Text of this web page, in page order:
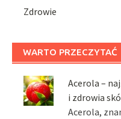
Zdrowie
WARTO PRZECZYTAĆ
Acerola –
i zdrowia
Acerola,